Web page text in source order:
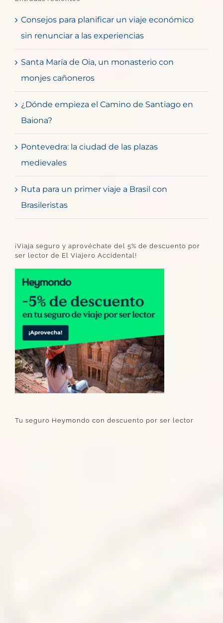
Consejos para planificar un viaje económico
sin renunciar a las experiencias
Santa María de Oia, un monasterio con
monjes cañoneros
¿Dónde empieza el Camino de Santiago en
Baiona?
Pontevedra: la ciudad de las plazas
medievales
Ruta para un primer viaje a Brasil con
Brasileristas
¡Viaja seguro y aprovéchate del 5% de descuento por
ser lector de El Viajero Accidental!
Tu seguro Heymondo con descuento por ser lector